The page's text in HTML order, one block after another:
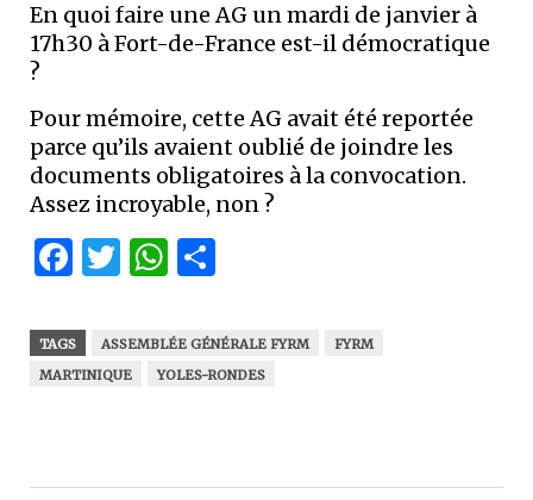
En quoi faire une AG un mardi de janvier à
17h30 à Fort-de-France est-il démocratique
?
Pour mémoire, cette AG avait été reportée
parce qu’ils avaient oublié de joindre les
documents obligatoires à la convocation.
Assez incroyable, non ?
Facebook
Twitter
WhatsApp
TAGS ASSEMBLÉE GÉNÉRALE FYRM
FYRM
MARTINIQUE
YOLES-RONDES